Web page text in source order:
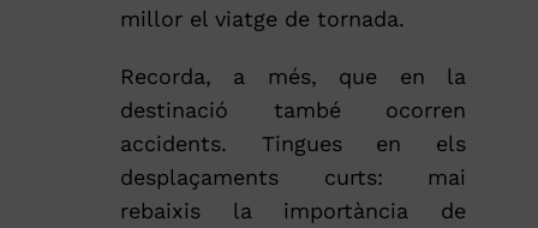
millor el viatge de tornada.
Recorda, a més, que en la
destinació també ocorren
accidents. Tingues en els
desplaçaments curts: mai
rebaixis la importància de